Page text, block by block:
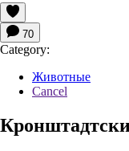
70
Category:
Животные
Cancel